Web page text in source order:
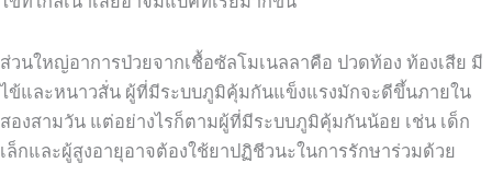
ส่วนใหญ่อาการป่วยจากเชื้อซัลโมเนลลาคือ ปวดท้อง ท้องเสีย มี
ไข้และหนาวสั่น ผู้ที่มีระบบภูมิคุ้มกันแข็งแรงมักจะดีขึ้นภายใน
สองสามวัน แต่อย่างไรก็ตามผู้ที่มีระบบภูมิคุ้มกันน้อย เช่น เด็ก
เล็กและผู้สูงอายุอาจต้องใช้ยาปฏิชีวนะในการรักษาร่วมด้วย